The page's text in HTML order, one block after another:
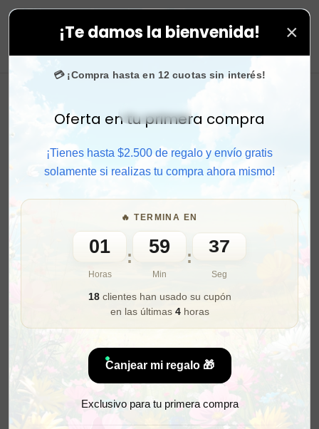
¡Te damos la bienvenida! ×
💳 ¡Compra hasta en 12 cuotas sin interés!
Activar sonido
Oferta en tu primera compra
¡Tienes hasta $2.500 de regalo y envío gratis
solamente si realizas tu compra ahora mismo!
🔥 TERMINA EN
01
Horas
: 59
Min
: 35
Seg
18clientes han usado su cupón
en las últimas 4horas
Canjear mi regalo 🎁
Exclusivo para tu primera compra
⚡ Compra rápido y aprovecha. 💙 +50.000 fans en